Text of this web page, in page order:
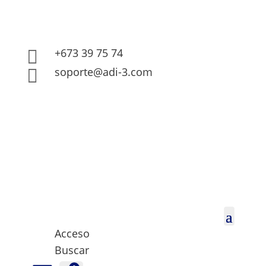
 +673 39 75 74
 soporte@adi-3.com
Acceso
Buscar